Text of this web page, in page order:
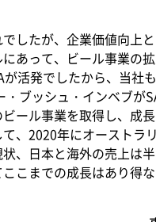
したが、企業価値向上
あって、ビール事業の
活発でしたから、当社
ブッシュ・インベブが
ール事業を取得し、成
、2020年にオーストラ
、日本と海外の売上は
こまでの成長はあり得